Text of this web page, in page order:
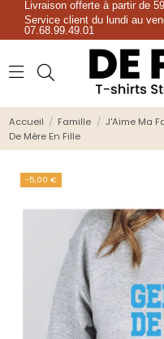
Livraison offerte à partir de
Service client du lundi au
07.68.99.49.01
Accueil Famille J'Aime Ma
De Mère En Fille
-5,00 €